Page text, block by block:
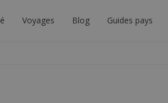
Voyages Blog Guides pays